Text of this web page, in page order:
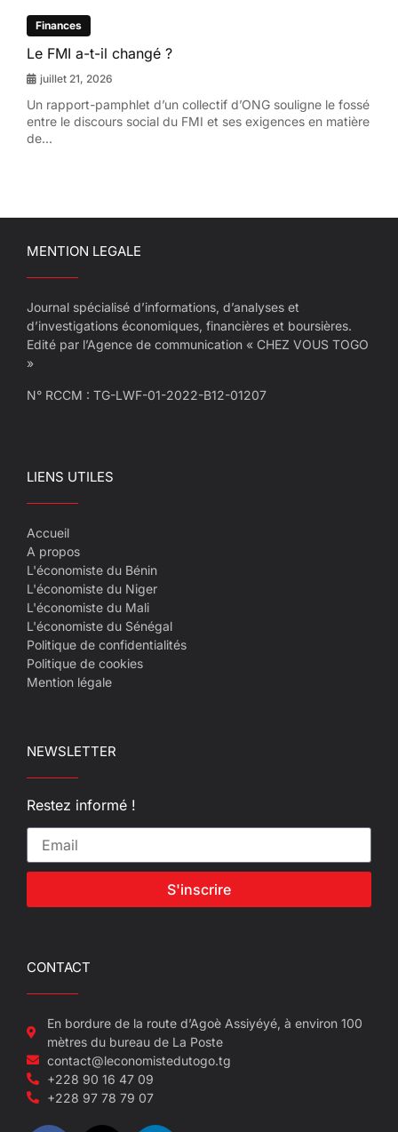
Finances
Le FMI a-t-il changé ?
juillet 21, 2026
Un rapport-pamphlet d’un collectif d’ONG souligne le fossé
entre le discours social du FMI et ses exigences en matière
de...
MENTION LEGALE
Journal spécialisé d’informations, d’analyses et
d’investigations économiques, financières et boursières.
Edité par l’Agence de communication « CHEZ VOUS TOGO
»
N° RCCM : TG-LWF-01-2022-B12-01207
LIENS UTILES
Accueil
A propos
L'économiste du Bénin
L'économiste du Niger
L'économiste du Mali
L'économiste du Sénégal
Politique de confidentialités
Politique de cookies
Mention légale
NEWSLETTER
Restez informé !
S'inscrire
CONTACT
En bordure de la route d’Agoè Assiyéyé, à environ 100
mètres du bureau de La Poste
contact@leconomistedutogo.tg
+228 90 16 47 09
+228 97 78 79 07